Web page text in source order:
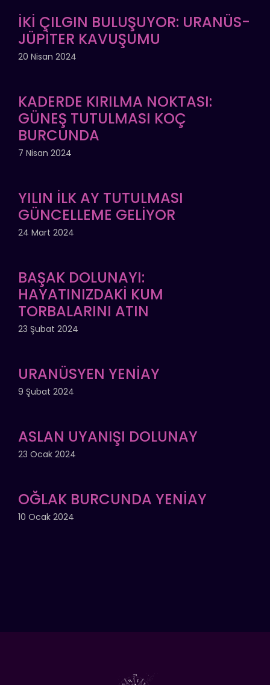
İKİ ÇILGIN BULUŞUYOR: URANÜS-
JÜPİTER KAVUŞUMU
20 Nisan 2024
KADERDE KIRILMA NOKTASI:
GÜNEŞ TUTULMASI KOÇ
BURCUNDA
7 Nisan 2024
YILIN İLK AY TUTULMASI
GÜNCELLEME GELİYOR
24 Mart 2024
BAŞAK DOLUNAYI:
HAYATINIZDAKİ KUM
TORBALARINI ATIN
23 Şubat 2024
URANÜSYEN YENİAY
9 Şubat 2024
ASLAN UYANIŞI DOLUNAY
23 Ocak 2024
OĞLAK BURCUNDA YENİAY
10 Ocak 2024